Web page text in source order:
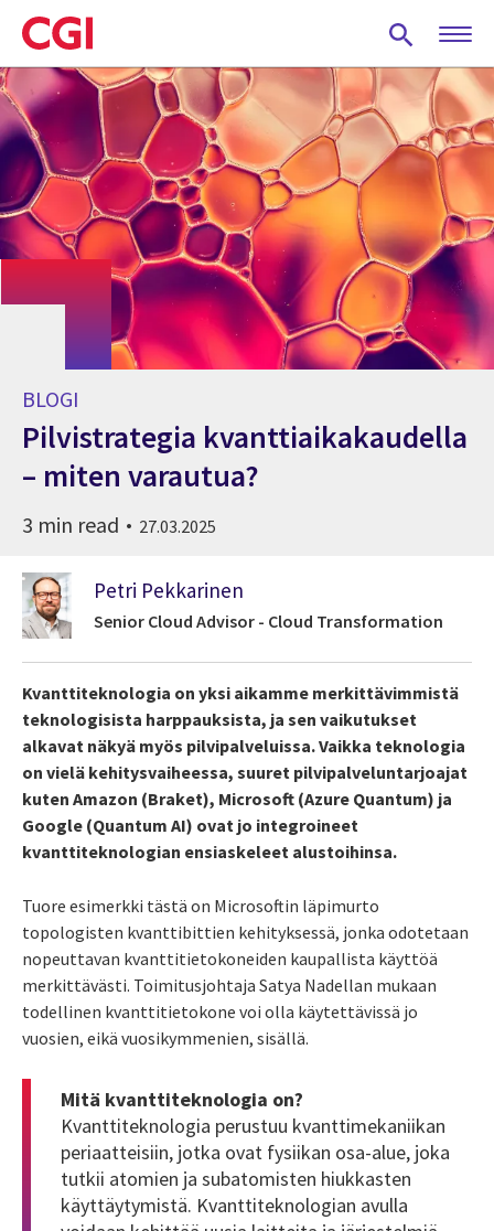
Skip
to
main
content
BLOGI
Pilvistrategia kvanttiaikakaudella
– miten varautua?
3 min read 27.03.2025
Petri Pekkarinen
Senior Cloud Advisor - Cloud Transformation
Kvanttiteknologia on yksi aikamme merkittävimmistä
teknologisista harppauksista, ja sen vaikutukset
alkavat näkyä myös pilvipalveluissa. Vaikka teknologia
on vielä kehitysvaiheessa, suuret pilvipalveluntarjoajat
kuten Amazon (Braket), Microsoft (Azure Quantum) ja
Google (Quantum AI) ovat jo integroineet
kvanttiteknologian ensiaskeleet alustoihinsa.
Tuore esimerkki tästä on Microsoftin läpimurto
topologisten kvanttibittien kehityksessä, jonka odotetaan
nopeuttavan kvanttitietokoneiden kaupallista käyttöä
merkittävästi. Toimitusjohtaja Satya Nadellan mukaan
todellinen kvanttitietokone voi olla käytettävissä jo
vuosien, eikä vuosikymmenien, sisällä.
Mitä kvanttiteknologia on?
Kvanttiteknologia perustuu kvanttimekaniikan
periaatteisiin, jotka ovat fysiikan osa-alue, joka
tutkii atomien ja subatomisten hiukkasten
käyttäytymistä. Kvanttiteknologian avulla